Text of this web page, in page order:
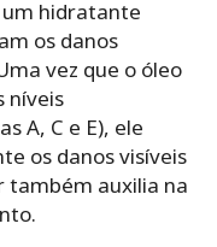
um hidratante
os danos
vez que o óleo
níveis
A, C e E), ele
os danos visíveis
também auxilia na